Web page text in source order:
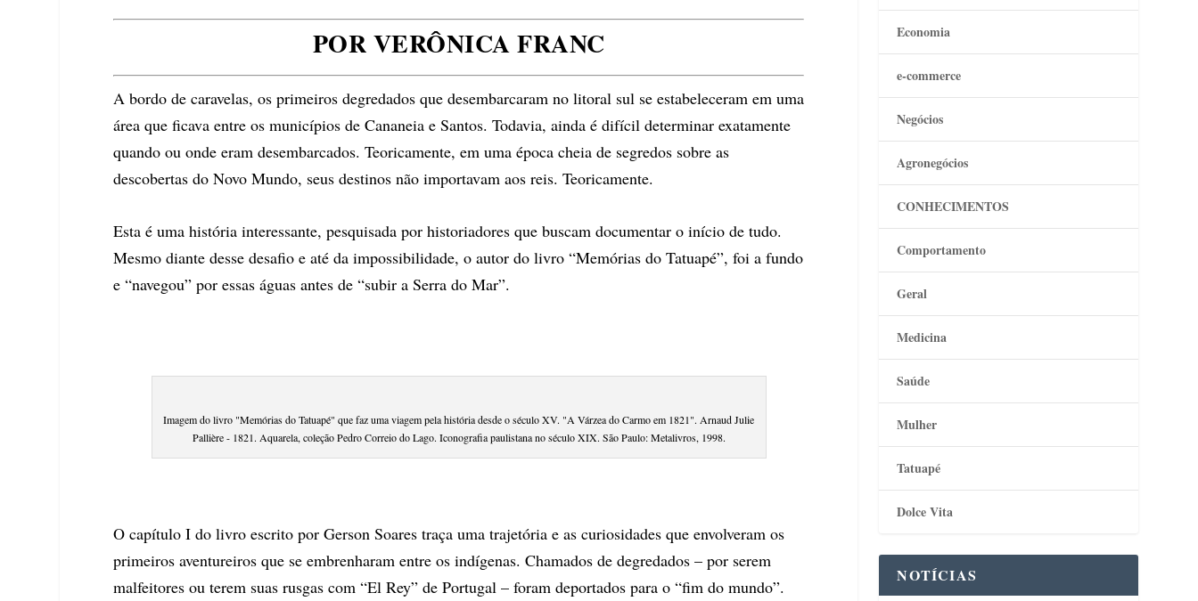
POR VERÔNICA FRANC
A bordo de caravelas, os primeiros degredados que desembarcaram no litoral sul se estabeleceram em uma
área que ficava entre os municípios de Cananeia e Santos. Todavia, ainda é difícil determinar exatamente
quando ou onde eram desembarcados. Teoricamente, em uma época cheia de segredos sobre as
descobertas do Novo Mundo, seus destinos não importavam aos reis. Teoricamente.
Esta é uma história interessante, pesquisada por historiadores que buscam documentar o início de tudo.
Mesmo diante desse desafio e até da impossibilidade, o autor do livro “Memórias do Tatuapé”, foi a fundo
e “navegou” por essas águas antes de “subir a Serra do Mar”.
Imagem do livro "Memórias do Tatuapé" que faz uma viagem pela história desde o século XV. "A Várzea do Carmo em 1821". Arnaud Julie
Pallière - 1821. Aquarela, coleção Pedro Correio do Lago. Iconografia paulistana no século XIX. São Paulo: Metalivros, 1998.
O capítulo I do livro escrito por Gerson Soares traça uma trajetória e as curiosidades que envolveram os
primeiros aventureiros que se embrenharam entre os indígenas. Chamados de degredados – por serem
malfeitores ou terem suas rusgas com “El Rey” de Portugal – foram deportados para o “fim do mundo”.
Economia
e-commerce
Negócios
Agronegócios
CONHECIMENTOS
Comportamento
Geral
Medicina
Saúde
Mulher
Tatuapé
Dolce Vita
NOTÍCIAS